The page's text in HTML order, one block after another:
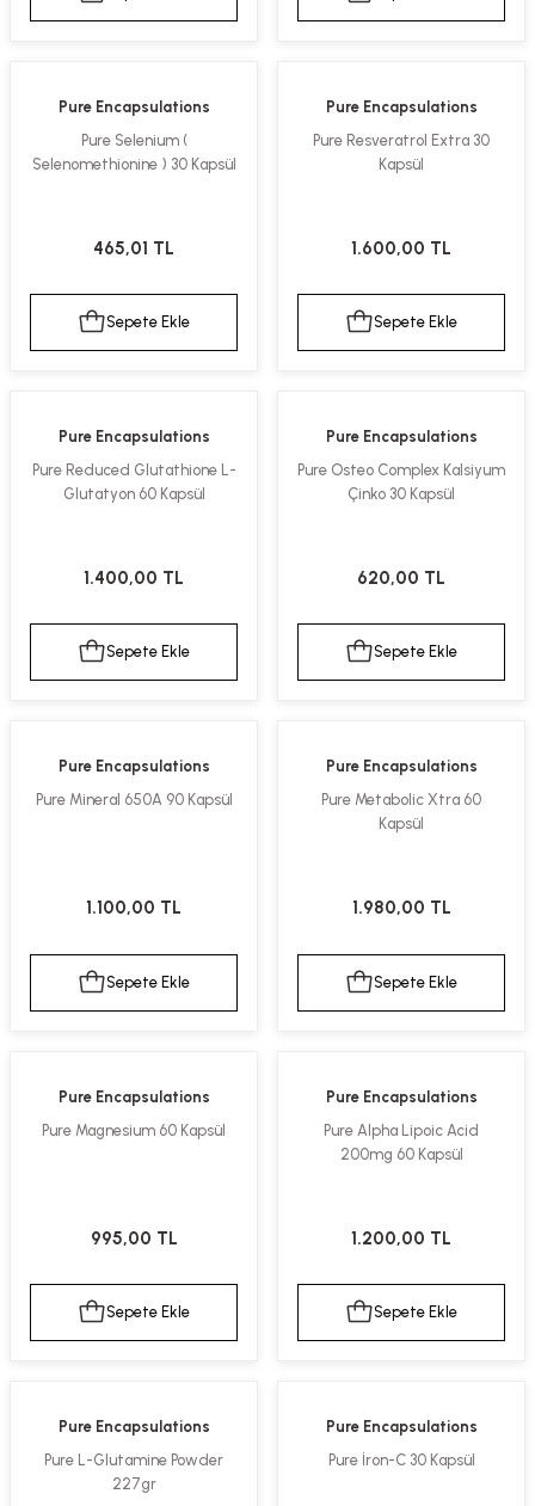
Pure Encapsulations
Pure Selenium (
Selenomethionine ) 30 Kapsül
465,01 TL
Sepete Ekle
Pure Encapsulations
Pure Resveratrol Extra 30
Kapsül
1.600,00 TL
Sepete Ekle
Pure Encapsulations
Pure Reduced Glutathione L-
Glutatyon 60 Kapsül
1.400,00 TL
Sepete Ekle
Pure Encapsulations
Pure Osteo Complex Kalsiyum
Çinko 30 Kapsül
620,00 TL
Sepete Ekle
Pure Encapsulations
Pure Mineral 650A 90 Kapsül
1.100,00 TL
Sepete Ekle
Pure Encapsulations
Pure Metabolic Xtra 60
Kapsül
1.980,00 TL
Sepete Ekle
Pure Encapsulations
Pure Magnesium 60 Kapsül
995,00 TL
Sepete Ekle
Pure Encapsulations
Pure Alpha Lipoic Acid
200mg 60 Kapsül
1.200,00 TL
Sepete Ekle
Pure Encapsulations
Pure L-Glutamine Powder
227gr
Pure Encapsulations
Pure İron-C 30 Kapsül